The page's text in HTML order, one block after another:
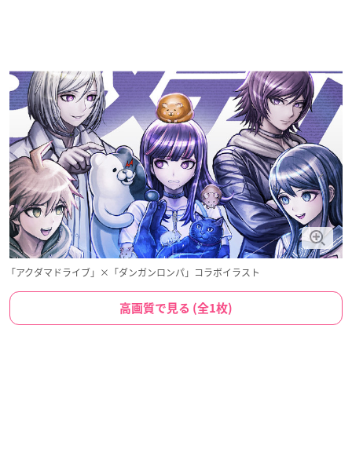
「アクダマドライブ」×「ダンガンロンパ」コラボイラスト
高画質で見る (全1枚)